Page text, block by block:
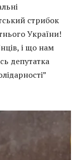
стрибок
України!
і що нам
депутатка